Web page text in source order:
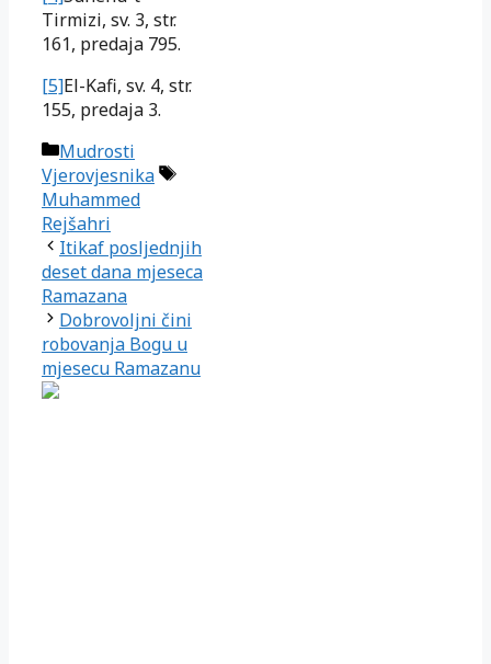
Tirmizi, sv. 3, str.
161, predaja 795.
[5]El-Kafi, sv. 4, str.
155, predaja 3.
Kategorije
Mudrosti
Vjerovjesnika
Oznake
Muhammed
Rejšahri
Itikaf posljednjih
deset dana mjeseca
Ramazana
Dobrovoljni čini
robovanja Bogu u
mjesecu Ramazanu